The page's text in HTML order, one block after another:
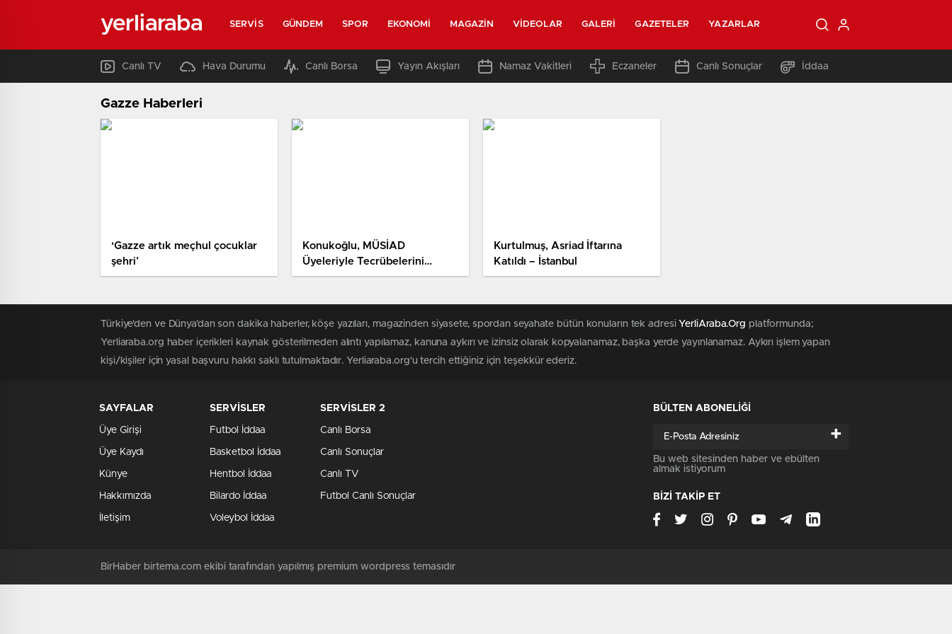
yerliaraba SERVIS GÜNDEM SPOR EKONOMI MAGAZIN VIDEOLAR GALERI GAZETELER YAZARLAR
Canlı TV Hava Durumu Canlı Borsa Yayın Akışları Namaz Vakitleri Eczaneler Canlı Sonuçlar İddaa
Gazze Haberleri
‘Gazze artık meçhul çocuklar
şehri’
Konukoğlu, MÜSİAD
Üyeleriyle Tecrübelerini
Paylaştı
Kurtulmuş, Asriad İftarına
Katıldı – İstanbul
Türkiye'den ve Dünya’dan son dakika haberler, köşe yazıları, magazinden siyasete, spordan seyahate bütün konuların tek adresi YerliAraba.Org platformunda;
Yerliaraba.org haber içerikleri kaynak gösterilmeden alıntı yapılamaz, kanuna aykırı ve izinsiz olarak kopyalanamaz, başka yerde yayınlanamaz. Aykırı işlem yapan
kişi/kişiler için yasal başvuru hakkı saklı tutulmaktadır. Yerliaraba.org'u tercih ettiğiniz için teşekkür ederiz.
SAYFALAR
Üye Girişi
Üye Kaydı
Künye
Hakkımızda
İletişim
SERVİSLER
Futbol İddaa
Basketbol İddaa
Hentbol İddaa
Bilardo İddaa
Voleybol İddaa
SERVİSLER 2
Canlı Borsa
Canlı Sonuçlar
Canlı TV
Futbol Canlı Sonuçlar
BÜLTEN ABONELİĞİ
+
Bu web sitesinden haber ve ebülten
almak istiyorum
BİZİ TAKİP ET
BirHaber birtema.com ekibi tarafından yapılmış premium wordpress temasıdır